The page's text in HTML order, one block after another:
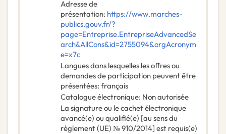
Adresse de
présentation: https://www.marches-
publics.gouv.fr/?
page=Entreprise.EntrepriseAdvancedSe
arch&AllCons&id=2755094&orgAcronym
e=x7c
Langues dans lesquelles les offres ou
demandes de participation peuvent être
présentées: français
Catalogue électronique: Non autorisée
La signature ou le cachet électronique
avancé(e) ou qualifié(e) [au sens du
règlement (UE) № 910/2014] est requis(e)